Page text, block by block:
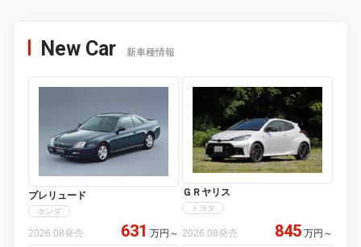
New Car 新車種情報
プレリュード
ホンダ
2026.08発売 631 万円 ～
ＧＲヤリス
トヨタ
2026.08発売 845 万円 ～